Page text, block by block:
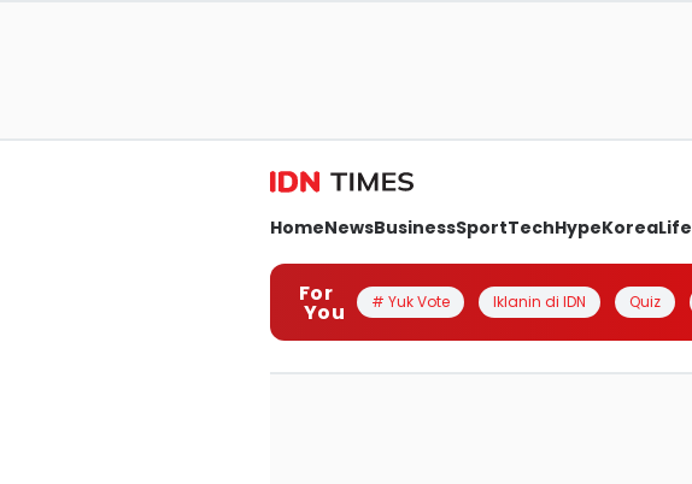
HomeNewsBusinessSportTechHypeKoreaLife
For
You # Yuk Vote Iklanin di IDN Quiz